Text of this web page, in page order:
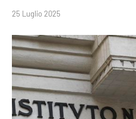
25 Luglio 2025